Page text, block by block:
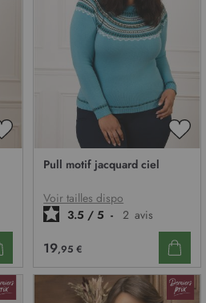
AJOUTER
D’ENVIE
Pull motif jacquard ciel
Voir tailles dispo
3.5 / 5 - 2 avis
19,95 €